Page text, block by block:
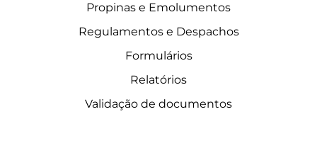
Propinas e Emolumentos
Regulamentos e Despachos
Formulários
Relatórios
Validação de documentos